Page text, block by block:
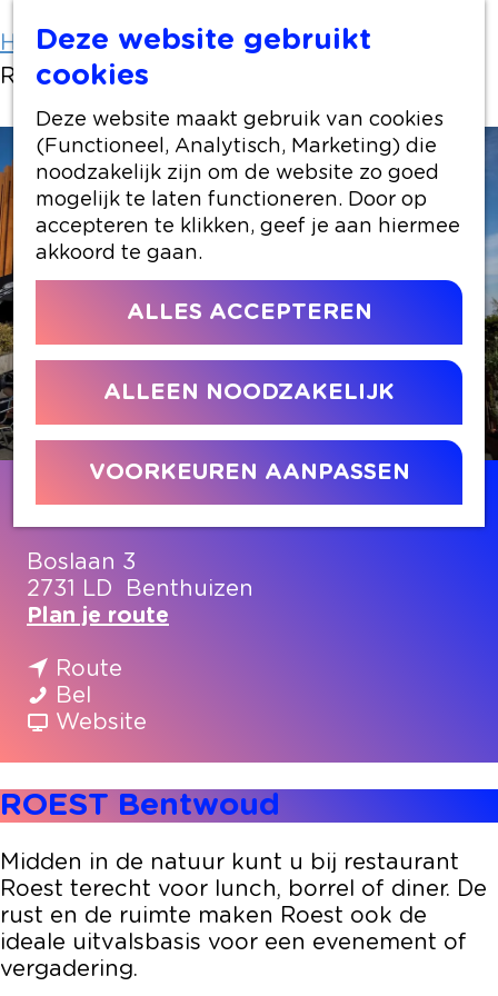
Deze website gebruikt
cookies
Deze website maakt gebruik van cookies
(Functioneel, Analytisch, Marketing) die
noodzakelijk zijn om de website zo goed
mogelijk te laten functioneren. Door op
accepteren te klikken, geef je aan hiermee
akkoord te gaan.
ALLES ACCEPTEREN
ALLEEN NOODZAKELIJK
VOORKEUREN AANPASSEN
Home
Locaties winkelen
ROEST Bentwoud
Contact
Boslaan 3
2731 LD
Benthuizen
Plan je route
S
T
B
e
n
t
Route
a
O
E
S
T
B
e
n
Bel
O
T
B
e
n
t
w
o
Website
R
O
E
S
T
B
ROEST Bentwoud
Midden in de natuur kunt u bij restaurant
Roest terecht voor lunch, borrel of diner. De
rust en de ruimte maken Roest ook de
ideale uitvalsbasis voor een evenement of
vergadering.